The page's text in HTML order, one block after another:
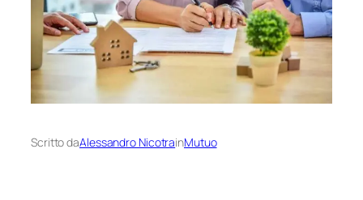
Scritto daAlessandro NicotrainMutuo